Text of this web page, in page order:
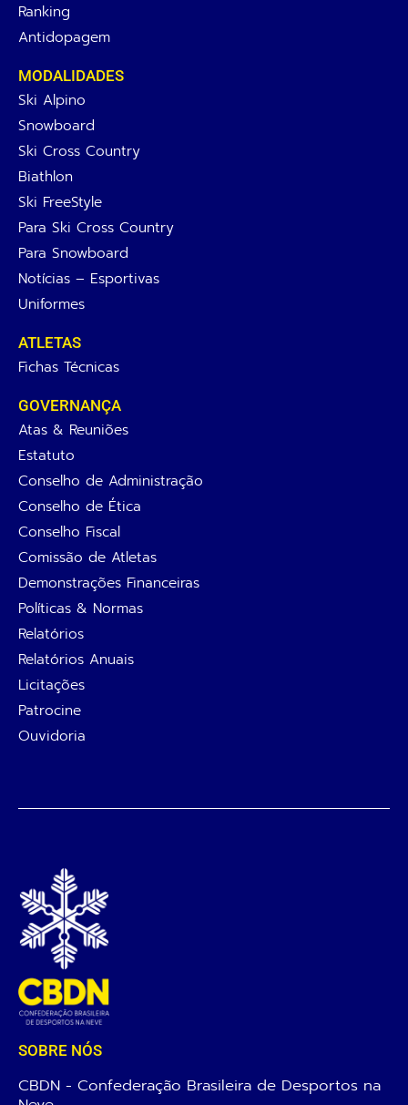
Ranking
Antidopagem
MODALIDADES
Ski Alpino
Snowboard
Ski Cross Country
Biathlon
Ski FreeStyle
Para Ski Cross Country
Para Snowboard
Notícias – Esportivas
Uniformes
ATLETAS
Fichas Técnicas
GOVERNANÇA
Atas & Reuniões
Estatuto
Conselho de Administração
Conselho de Ética
Conselho Fiscal
Comissão de Atletas
Demonstrações Financeiras
Políticas & Normas
Relatórios
Relatórios Anuais
Licitações
Patrocine
Ouvidoria
SOBRE NÓS
CBDN - Confederação Brasileira de Desportos na